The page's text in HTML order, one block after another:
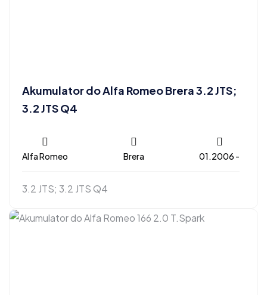
Akumulator do Alfa Romeo Brera 3.2 JTS;
3.2 JTS Q4
Alfa Romeo Brera 01.2006 -
3.2 JTS; 3.2 JTS Q4